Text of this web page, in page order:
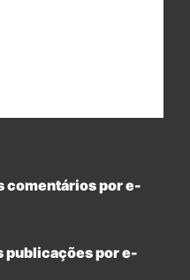
comentários por e-
publicações por e-